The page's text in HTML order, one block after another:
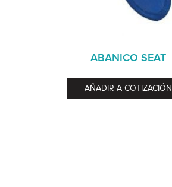
ABANICO SEAT
AÑADIR A COTIZACIÓN